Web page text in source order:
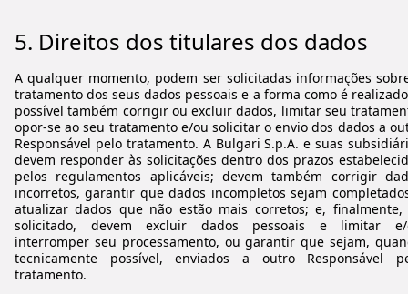
5. Direitos dos titulares dos dados
A qualquer momento, podem ser solicitadas informações
tratamento dos seus dados pessoais e a forma como é
possível também corrigir ou excluir dados, limitar seu
opor-se ao seu tratamento e/ou solicitar o envio dos dados a
Responsável pelo tratamento. A Bulgari S.p.A. e suas
devem responder às solicitações dentro dos prazos
pelos regulamentos aplicáveis; devem também corrigir
incorretos, garantir que dados incompletos sejam
atualizar dados que não estão mais corretos; e, finalmente,
solicitado, devem excluir dados pessoais e limitar e/
interromper seu processamento, ou garantir que sejam,
tecnicamente possível, enviados a outro Responsável
tratamento.